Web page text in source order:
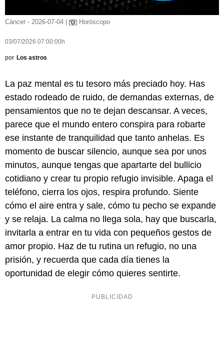
Cáncer - 2026-07-04 | Horóscopo
03/07/2026 07:00:00h
por Los astros
La paz mental es tu tesoro más preciado hoy. Has
estado rodeado de ruido, de demandas externas, de
pensamientos que no te dejan descansar. A veces,
parece que el mundo entero conspira para robarte
ese instante de tranquilidad que tanto anhelas. Es
momento de buscar silencio, aunque sea por unos
minutos, aunque tengas que apartarte del bullicio
cotidiano y crear tu propio refugio invisible. Apaga el
teléfono, cierra los ojos, respira profundo. Siente
cómo el aire entra y sale, cómo tu pecho se expande
y se relaja. La calma no llega sola, hay que buscarla,
invitarla a entrar en tu vida con pequeños gestos de
amor propio. Haz de tu rutina un refugio, no una
prisión, y recuerda que cada día tienes la
oportunidad de elegir cómo quieres sentirte.